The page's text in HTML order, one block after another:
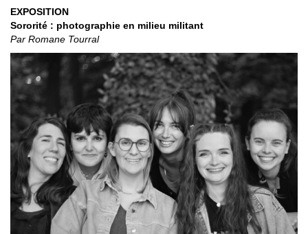
EXPOSITION
Sororité : photographie en milieu militant
Par Romane Tourral